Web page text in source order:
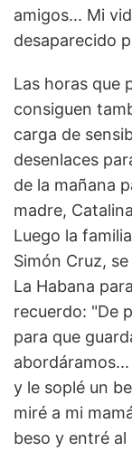
amigos... Mi
desaparecido
Las horas que
consiguen
carga de
desenlaces
de la mañana
madre,
Luego la
Simón Cruz,
La Habana
recuerdo: "De
para que
y le soplé un
miré a mi
beso y entré al